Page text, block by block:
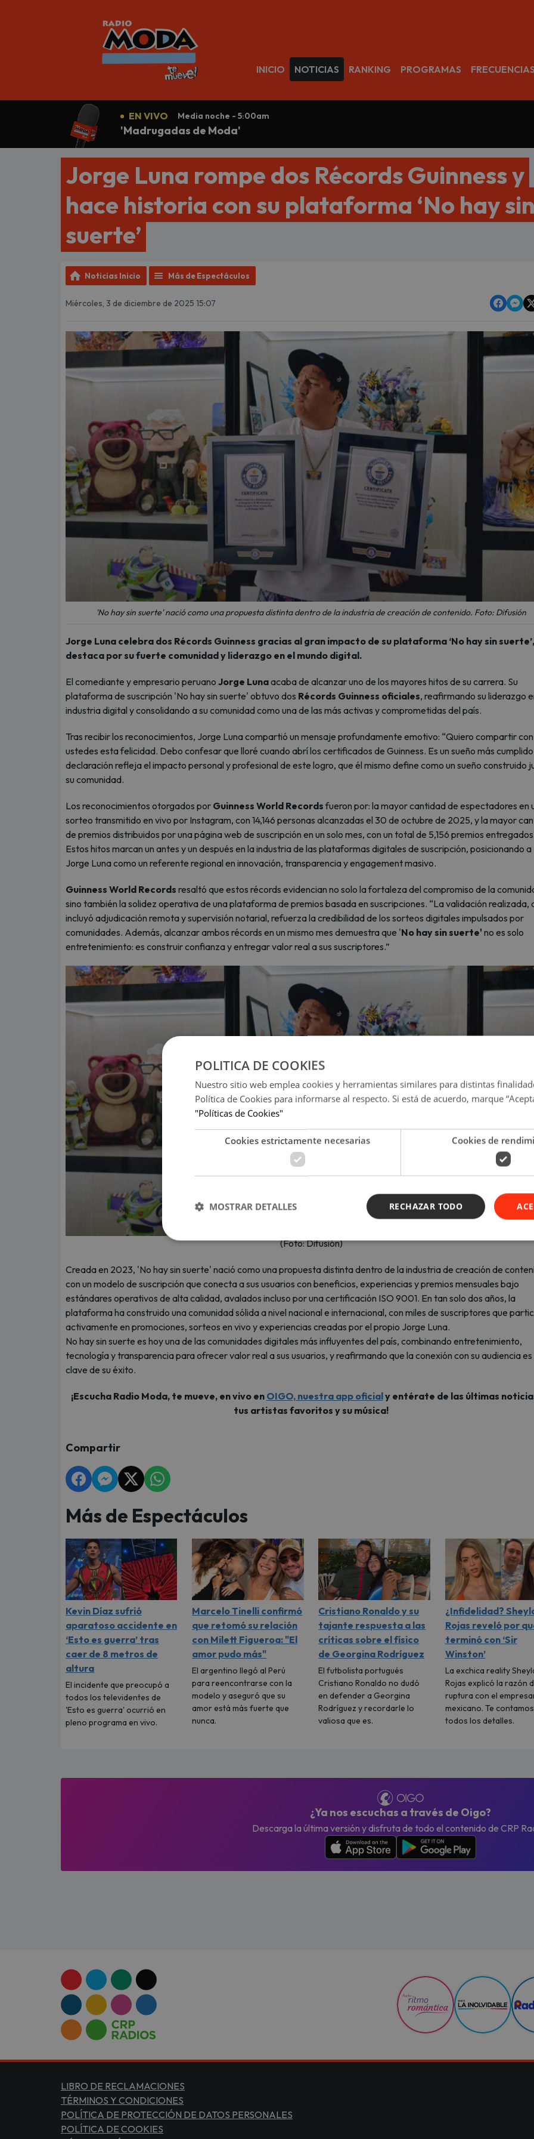
INICIO NOTICIAS RANKING PROGRAMAS FRECUENCIAS
EN VIVO Media noche - 5:00am
'Madrugadas de Moda'
Jorge Luna rompe dos Récords Guinness y
hace historia con su plataforma ‘No hay sin
suerte’
Noticias Inicio Más de Espectáculos
Miércoles, 3 de diciembre de 2025 15:07
'No hay sin suerte' nació como una propuesta distinta dentro de la industria de creación de contenido. Foto: Difusión
Jorge Luna celebra dos Récords Guinness gracias al gran impacto de su plataforma ‘No hay sin
destaca por su fuerte comunidad y liderazgo en el mundo digital.
El comediante y empresario peruano Jorge Lunaacaba de alcanzar uno de los mayores hitos de su carrera. Su
plataforma de suscripción 'No hay sin suerte' obtuvo dos Récords Guinness oficiales, reafirmando su liderazgo
industria digital y consolidando a su comunidad como una de las más activas y comprometidas del país.
Tras recibir los reconocimientos, Jorge Luna compartió un mensaje profundamente emotivo: “Quiero compartir con
ustedes esta felicidad. Debo confesar que lloré cuando abrí los certificados de Guinness. Es un sueño más
declaración refleja el impacto personal y profesional de este logro, que él mismo define como un sueño construido
su comunidad.
Los reconocimientos otorgados por Guinness World Recordsfueron por: la mayor cantidad de espectadores en
sorteo transmitido en vivo por Instagram, con 14,146 personas alcanzadas el 30 de octubre de 2025, y la mayor
de premios distribuidos por una página web de suscripción en un solo mes, con un total de 5,156 premios
Estos hitos marcan un antes y un después en la industria de las plataformas digitales de suscripción, posicionando a
Jorge Luna como un referente regional en innovación, transparencia y engagement masivo.
Guinness World Records resaltó que estos récords evidencian no solo la fortaleza del compromiso de la
sino también la solidez operativa de una plataforma de premios basada en suscripciones. “La validación realizada,
incluyó adjudicación remota y supervisión notarial, refuerza la credibilidad de los sorteos digitales impulsados por
comunidades. Además, alcanzar ambos récords en un mismo mes demuestra que 'No hay sin suerte' no es solo
entretenimiento: es construir confianza y entregar valor real a sus suscriptores.”
(Foto: Difusión)
Creada en 2023, 'No hay sin suerte' nació como una propuesta distinta dentro de la industria de creación de
con un modelo de suscripción que conecta a sus usuarios con beneficios, experiencias y premios mensuales bajo
estándares operativos de alta calidad, avalados incluso por una certificación ISO 9001. En tan solo dos años, la
plataforma ha construido una comunidad sólida a nivel nacional e internacional, con miles de suscriptores que
activamente en promociones, sorteos en vivo y experiencias creadas por el propio Jorge Luna.
No hay sin suerte es hoy una de las comunidades digitales más influyentes del país, combinando entretenimiento,
tecnología y transparencia para ofrecer valor real a sus usuarios, y reafirmando que la conexión con su audiencia es
clave de su éxito.
¡Escucha Radio Moda, te mueve, en vivo en OIGO, nuestra app oficialy entérate de las últimas
tus artistas favoritos y su música!
Compartir
Más de Espectáculos
Kevin Díaz sufrió
aparatoso accidente en
‘Esto es guerra’ tras
caer de 8 metros de
altura
El incidente que preocupó a
todos los televidentes de
'Esto es guerra' ocurrió en
pleno programa en vivo.
Marcelo Tinelli confirmó
que retomó su relación
con Milett Figueroa: "El
amor pudo más"
El argentino llegó al Perú
para reencontrarse con la
modelo y aseguró que su
amor está más fuerte que
nunca.
Cristiano Ronaldo y su
tajante respuesta a las
críticas sobre el físico
de Georgina Rodríguez
El futbolista portugués
Cristiano Ronaldo no dudó
en defender a Georgina
Rodríguez y recordarle lo
valiosa que es.
¿Infidelidad?
Rojas reveló por
terminó con ‘Sir
Winston’
La exchica reality
Rojas explicó la razón
ruptura con el
mexicano. Te contamos
todos los detalles.
¿Ya nos escuchas a través de Oigo?
Descarga la última versión y disfruta de todo el contenido de CRP
LIBRO DE RECLAMACIONES
TÉRMINOS Y CONDICIONES
POLÍTICA DE PROTECCIÓN DE DATOS PERSONALES
POLÍTICA DE COOKIES
POLITICA DE COOKIES
Nuestro sitio web emplea cookies y herramientas similares para distintas
Política de Cookies para informarse al respecto. Si está de acuerdo, marque
"Políticas de Cookies"
Cookies estrictamente necesarias Cookies de
RECHAZAR TODO
MOSTRAR DETALLES